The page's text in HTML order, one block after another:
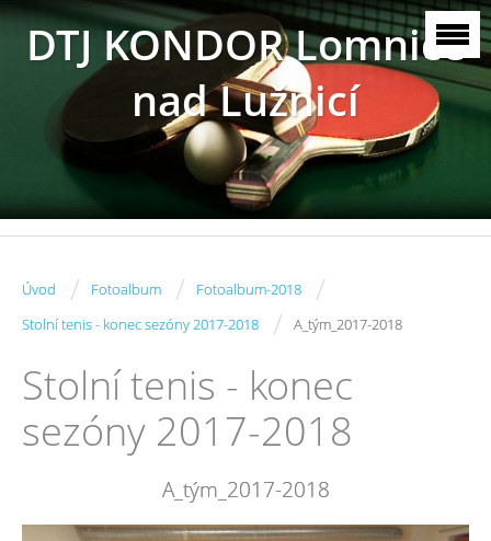
DTJ KONDOR Lomnice
nad Lužnicí
Úvod / Fotoalbum / Fotoalbum-2018 /
Stolní tenis - konec sezóny 2017-2018 / A_tým_2017-2018
Stolní tenis - konec
sezóny 2017-2018
A_tým_2017-2018